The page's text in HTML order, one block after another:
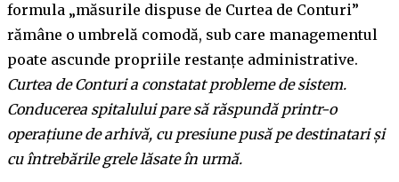
formula „măsurile dispuse de Curtea de Conturi”
rămâne o umbrelă comodă, sub care managementul
poate ascunde propriile restanțe administrative.
Curtea de Conturi a constatat probleme de sistem.
Conducerea spitalului pare să răspundă printr-o
operațiune de arhivă, cu presiune pusă pe destinatari și
cu întrebările grele lăsate în urmă.